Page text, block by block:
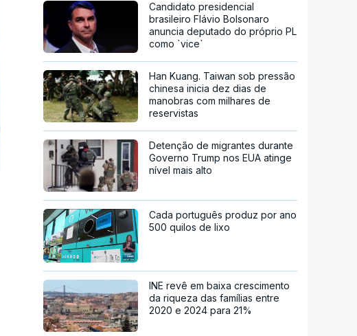
Candidato presidencial
brasileiro Flávio Bolsonaro
anuncia deputado do próprio PL
como `vice`
Han Kuang. Taiwan sob pressão
chinesa inicia dez dias de
manobras com milhares de
reservistas
Detenção de migrantes durante
Governo Trump nos EUA atinge
nível mais alto
Cada português produz por ano
500 quilos de lixo
INE revê em baixa crescimento
da riqueza das famílias entre
2020 e 2024 para 21%